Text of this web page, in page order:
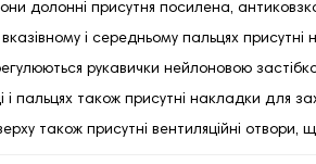
долонні присутня посилена,
і середньому пальцях
рукавички нейлоновою
і пальцях також присутні накладки для
також присутні вентиляційні отвори,